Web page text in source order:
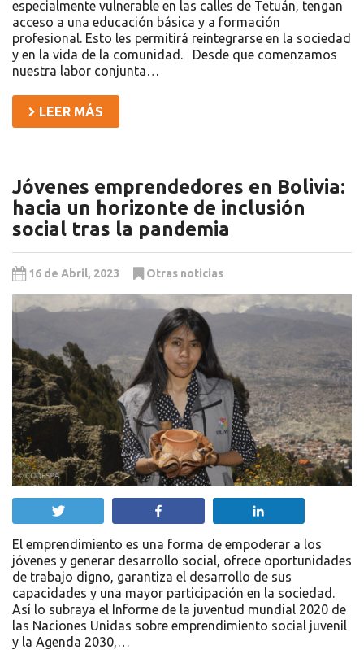
especialmente vulnerable en las calles de Tetuán, tengan
acceso a una educación básica y a formación
profesional. Esto les permitirá reintegrarse en la sociedad
y en la vida de la comunidad. Desde que comenzamos
nuestra labor conjunta…
LEER MÁS
Jóvenes emprendedores en Bolivia:
hacia un horizonte de inclusión
social tras la pandemia
16 de Abril, 2023 Otras noticias
El emprendimiento es una forma de empoderar a los
jóvenes y generar desarrollo social, ofrece oportunidades
de trabajo digno, garantiza el desarrollo de sus
capacidades y una mayor participación en la sociedad.
Así lo subraya el Informe de la juventud mundial 2020 de
las Naciones Unidas sobre emprendimiento social juvenil
y la Agenda 2030,…